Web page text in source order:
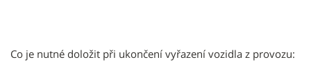
Co je nutné doložit při ukončení vyřazení vozidla z provozu: